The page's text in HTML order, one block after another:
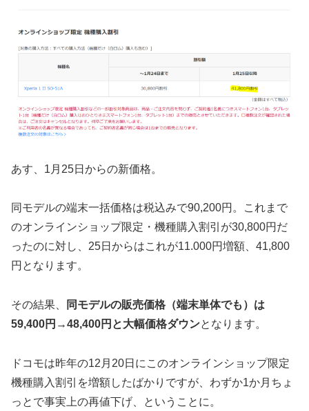
あす、1月25日からの新価格。
同モデルの端末一括価格は税込みで90,200円。これまで
のオンラインショップ限定・機種購入割引が30,800円だ
ったのに対し、25日からはこれが11.000円増額、41,800
円となります。
その結果、
同モデルの販売価格（端末単体でも）は
59,400円→48,400円と大幅価格ダウンとなります。
ドコモは昨年の12月20日にこのオンラインショップ限定
機種購入割引を増額したばかりですが、わずか1か月ちょ
っとで事実上の再値下げ、ということに。